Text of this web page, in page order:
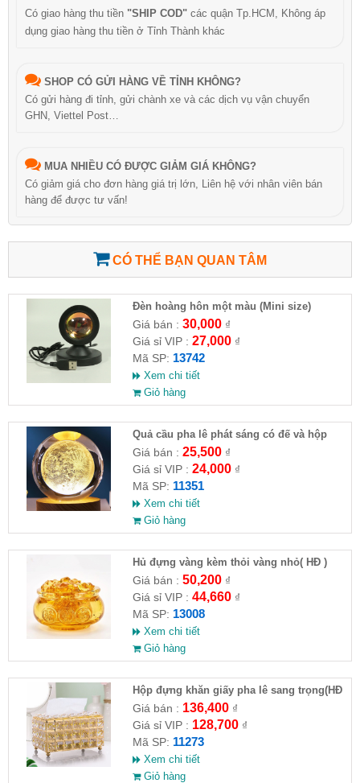
Có giao hàng thu tiền "SHIP COD" các quận Tp.HCM, Không áp
dụng giao hàng thu tiền ở Tỉnh Thành khác
SHOP CÓ GỬI HÀNG VỀ TỈNH KHÔNG?
Có gửi hàng đi tỉnh, gửi chành xe và các dịch vụ vận chuyển
GHN, Viettel Post…
MUA NHIỀU CÓ ĐƯỢC GIẢM GIÁ KHÔNG?
Có giảm giá cho đơn hàng giá trị lớn, Liên hệ với nhân viên bán
hàng để được tư vấn!
CÓ THỂ BẠN QUAN TÂM
Đèn hoàng hôn một màu (Mini size)
Giá bán : 30,000₫
Giá sỉ VIP : 27,000₫
Mã SP: 13742
Xem chi tiết
Giỏ hàng
Quả cầu pha lê phát sáng có đế và hộp
Giá bán : 25,500₫
Giá sỉ VIP : 24,000₫
Mã SP: 11351
Xem chi tiết
Giỏ hàng
Hủ đựng vàng kèm thỏi vàng nhỏ( HĐ )
Giá bán : 50,200₫
Giá sỉ VIP : 44,660₫
Mã SP: 13008
Xem chi tiết
Giỏ hàng
Hộp đựng khăn giấy pha lê sang trọng(HĐ
)Giá bán : 136,400₫
Giá sỉ VIP : 128,700₫
Mã SP: 11273
Xem chi tiết
Giỏ hàng